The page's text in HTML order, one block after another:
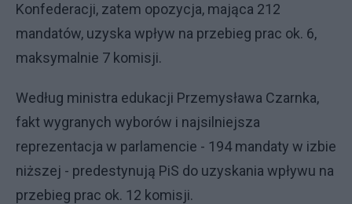
Konfederacji, zatem opozycja, mająca 212
mandatów, uzyska wpływ na przebieg prac ok. 6,
maksymalnie 7 komisji.
Według ministra edukacji Przemysława Czarnka,
fakt wygranych wyborów i najsilniejsza
reprezentacja w parlamencie - 194 mandaty w izbie
niższej - predestynują PiS do uzyskania wpływu na
przebieg prac ok. 12 komisji.